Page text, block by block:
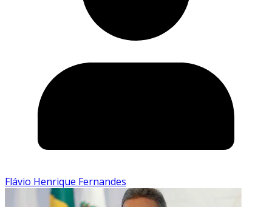
Flávio Henrique Fernandes